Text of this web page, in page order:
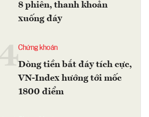
8 phiên, thanh khoản
xuống đáy
4Chứng khoán
Dòng tiền bắt đáy tích cực,
VN-Index hướng tới mốc
1800 điểm